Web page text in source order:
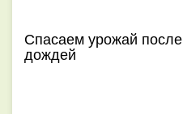
Спасаем урожай после
дождей